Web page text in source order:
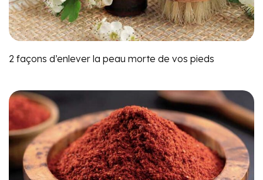
2 façons d’enlever la peau morte de vos pieds